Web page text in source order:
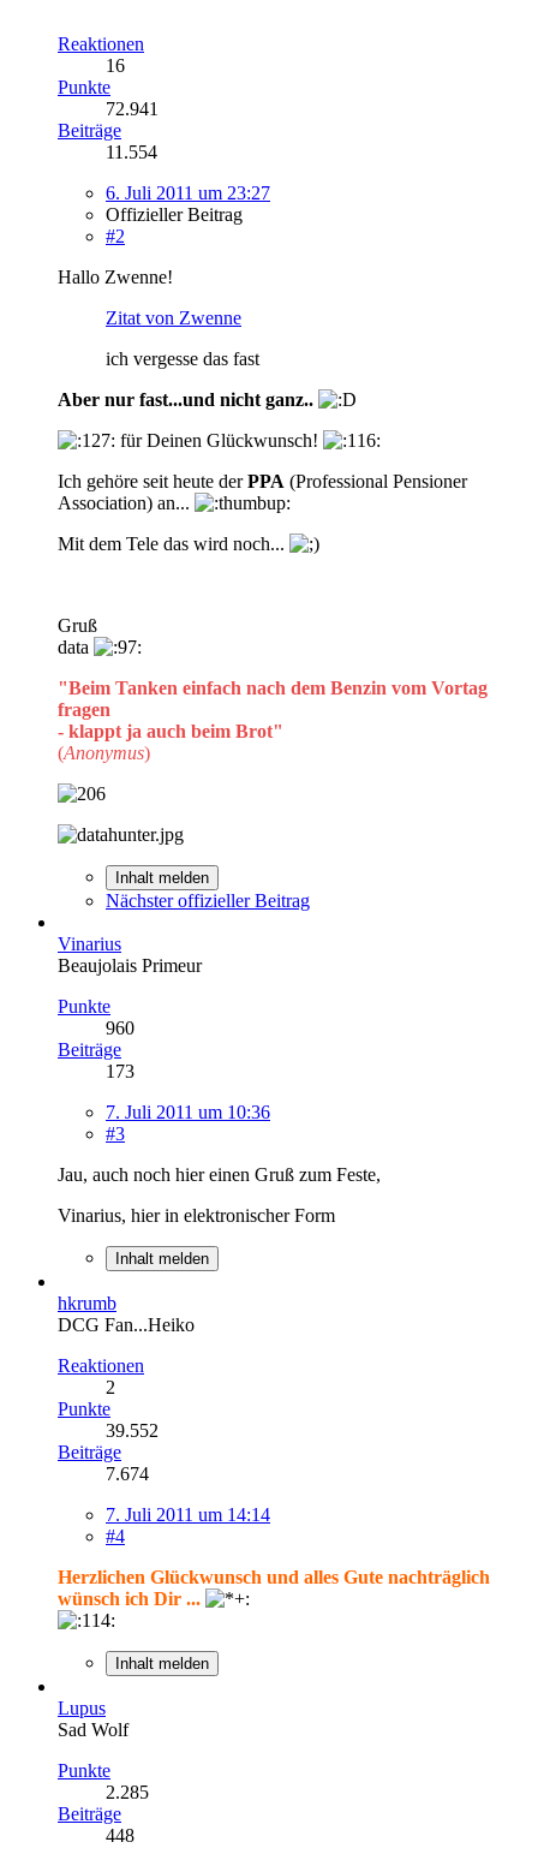
Reaktionen
16
Punkte
72.941
Beiträge
11.554
6. Juli 2011 um 23:27
Offizieller Beitrag
#2
Hallo Zwenne!
Zitat von Zwenne
ich vergesse das fast
Aber nur fast...und nicht ganz..
für Deinen Glückwunsch!
Ich gehöre seit heute derPPA (Professional Pensioner
Association) an...
Mit dem Tele das wird noch...
Gruß
data
"Beim Tanken einfach nach dem Benzin vom Vortag
fragen
- klappt ja auch beim Brot"
(Anonymus)
Inhalt melden
Nächster offizieller Beitrag
Vinarius
Beaujolais Primeur
Punkte
960
Beiträge
173
7. Juli 2011 um 10:36
#3
Jau, auch noch hier einen Gruß zum Feste,
Vinarius, hier in elektronischer Form
Inhalt melden
hkrumb
DCG Fan...Heiko
Reaktionen
2
Punkte
39.552
Beiträge
7.674
7. Juli 2011 um 14:14
#4
Herzlichen Glückwunsch und alles Gute nachträglich
wünsch ich Dir ...
Inhalt melden
Lupus
Sad Wolf
Punkte
2.285
Beiträge
448